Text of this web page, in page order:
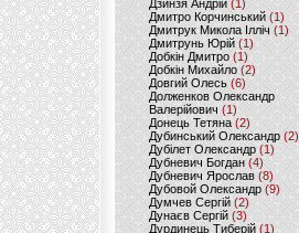
Дзинзя Андрій (1)
Дмитро Корчинський (1)
Дмитрук Микола Ілліч (1)
Дмитрунь Юрій (1)
Добкін Дмитро(1)
Добкін Михайло (2)
Довгий Олесь (6)
Долженков Олександр
Валерійович (1)
Донець Тетяна (2)
Дубинський Олександр(2)
Дубілет Олександр (1)
Дубневич Богдан (4)
Дубневич Ярослав (8)
Дубовой Олександр(9)
Думчев Сергій (2)
Дунаєв Сергій(3)
Дурдинець Тиберій (1)